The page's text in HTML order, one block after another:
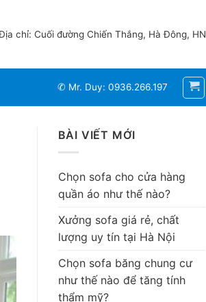
chỉ: Cuối đường Chiến Thắng, Hà Đông, HN
✆ Mr. Duy: 0936.266.197
BÀI VIẾT MỚI
Chọn sofa cho cửa hàng
quần áo như thế nào?
Xưởng sofa giá rẻ, chất
lượng uy tín tại Hà Nội
Chọn sofa băng chung cư
như thế nào để tăng tính
thẩm mỹ?